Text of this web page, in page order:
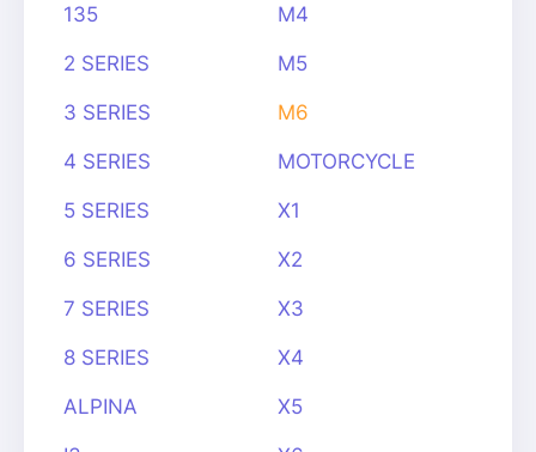
135
2 SERIES
3 SERIES
4 SERIES
5 SERIES
6 SERIES
7 SERIES
8 SERIES
ALPINA
M4
M5
M6
MOTORCYCLE
X1
X2
X3
X4
X5